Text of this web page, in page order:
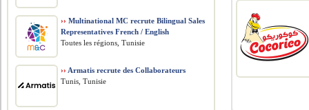
›› Multinational MC recrute Bilingual Sales
Representatives French / English
Toutes les régions, Tunisie
›› Armatis recrute des Collaborateurs
Tunis, Tunisie